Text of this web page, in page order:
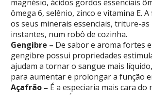
magnésio, ácidos gordos essenciais
ômega 6, selênio, zinco e vitamina E.
os seus minerais essenciais, triture-
instantes, num robô de cozinha.
Gengibre – De sabor e aroma fortes
gengibre possui propriedades
ajudam a tornar o sangue mais
para aumentar e prolongar a função
Açafrão – É a especiaria mais cara do